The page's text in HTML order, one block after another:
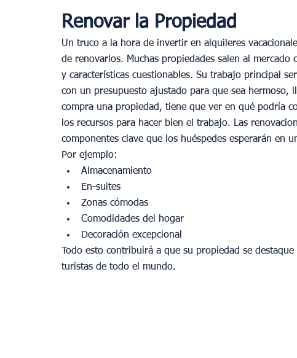
Renovar la Propiedad
Un truco a la hora de invertir en alquileres
de renovarlos. Muchas propiedades salen al
y características cuestionables. Su trabajo principal
con un presupuesto ajustado para que sea hermoso,
compra una propiedad, tiene que ver en qué podría
los recursos para hacer bien el trabajo. Las
componentes clave que los huéspedes esperarán en
Por ejemplo:
Almacenamiento
En-suites
Zonas cómodas
Comodidades del hogar
Decoración excepcional
Todo esto contribuirá a que su propiedad se
turistas de todo el mundo.